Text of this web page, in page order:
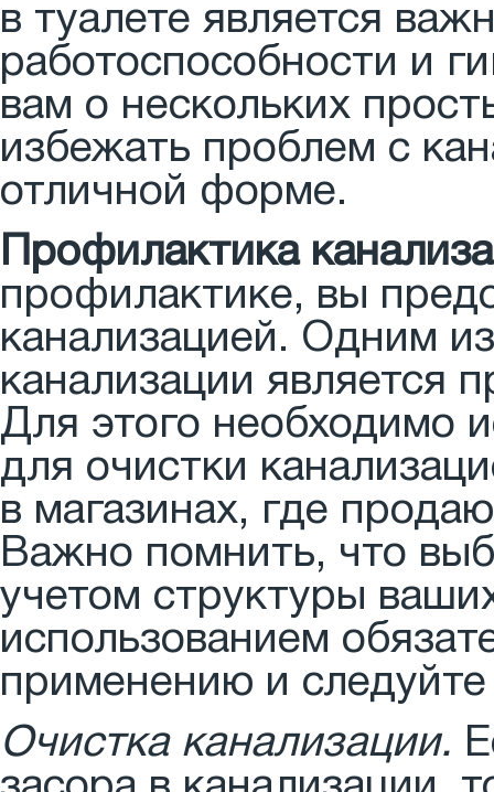
в туалете является
работоспособности и
вам о нескольких
избежать проблем с
отличной форме.
Профилактика
профилактике, вы
канализацией. Одним
канализации является
Для этого необходимо
для очистки
в магазинах, где
Важно помнить, что
учетом структуры
использованием
применению и следуйте
Очистка канализации.